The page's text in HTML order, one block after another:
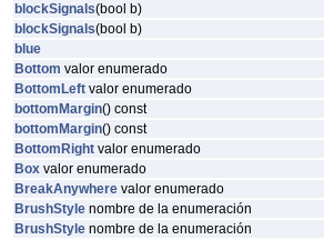
blockSignals(bool b)
blockSignals(bool b)
blue
Bottom valor enumerado
BottomLeft valor enumerado
bottomMargin() const
bottomMargin() const
BottomRight valor enumerado
Box valor enumerado
BreakAnywhere valor enumerado
BrushStyle nombre de la enumeración
BrushStyle nombre de la enumeración